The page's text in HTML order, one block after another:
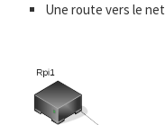
Une route vers le net